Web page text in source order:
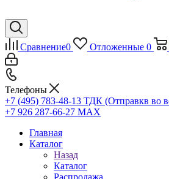
Сравнение0 Отложенные 0
Телефоны
+7 (495) 783-48-13 ТДК (Отправкв во
+7 926 287-66-27 МАХ
Главная
Каталог
Назад
Каталог
Распродажа